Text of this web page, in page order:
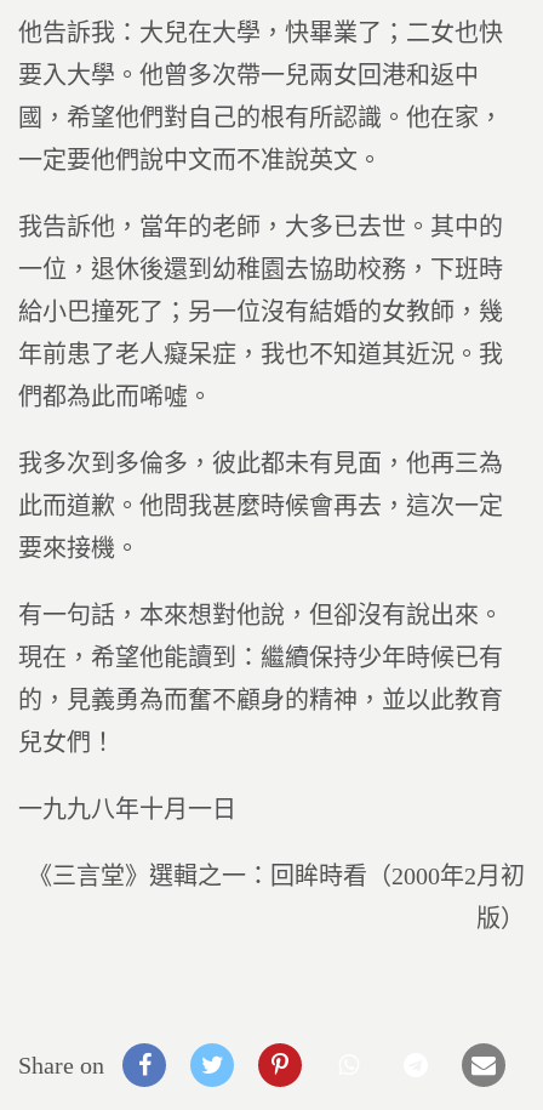
他告訴我：大兒在大學，快畢業了；二女也快
要入大學。他曾多次帶一兒兩女回港和返中
國，希望他們對自己的根有所認識。他在家，
一定要他們說中文而不准說英文。
我告訴他，當年的老師，大多已去世。其中的
一位，退休後還到幼稚園去協助校務，下班時
給小巴撞死了；另一位沒有結婚的女教師，幾
年前患了老人癡呆症，我也不知道其近況。我
們都為此而唏噓。
我多次到多倫多，彼此都未有見面，他再三為
此而道歉。他問我甚麼時候會再去，這次一定
要來接機。
有一句話，本來想對他說，但卻沒有說出來。
現在，希望他能讀到：繼續保持少年時候已有
的，見義勇為而奮不顧身的精神，並以此教育
兒女們！
一九九八年十月一日
《三言堂》選輯之一：回眸時看（2000年2月初
版）
Share on